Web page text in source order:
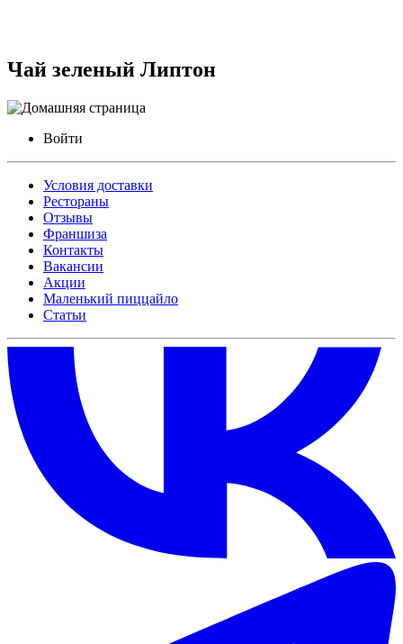
Чай зеленый Липтон
Войти
Условия доставки
Рестораны
Отзывы
Франшиза
Контакты
Вакансии
Акции
Маленький пиццайло
Статьи